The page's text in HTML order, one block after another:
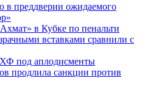
преддверии ожидаемого
в Кубке по пенальти
вставками сравнили с
под аплодисменты
продлила санкции против